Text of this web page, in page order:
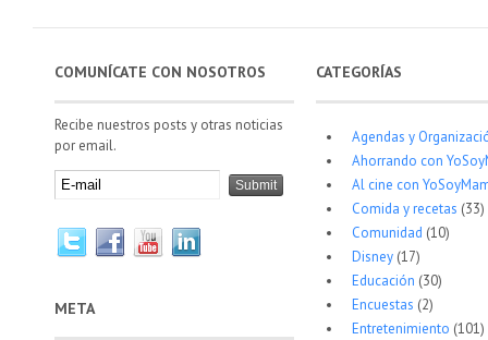
COMUNÍCATE CON NOSOTROS
Recibe nuestros posts y otras noticias
por email.
META
CATEGORÍAS
Agendas y
Ahorrando con
Al cine con
Comida y recetas (33)
Comunidad (10)
Disney(17)
Educación (30)
Encuestas (2)
Entretenimiento (101)